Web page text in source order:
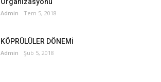
Admin Tem 5, 2018
KÖPRÜLÜLER DÖNEMİ
Admin Şub 5, 2018